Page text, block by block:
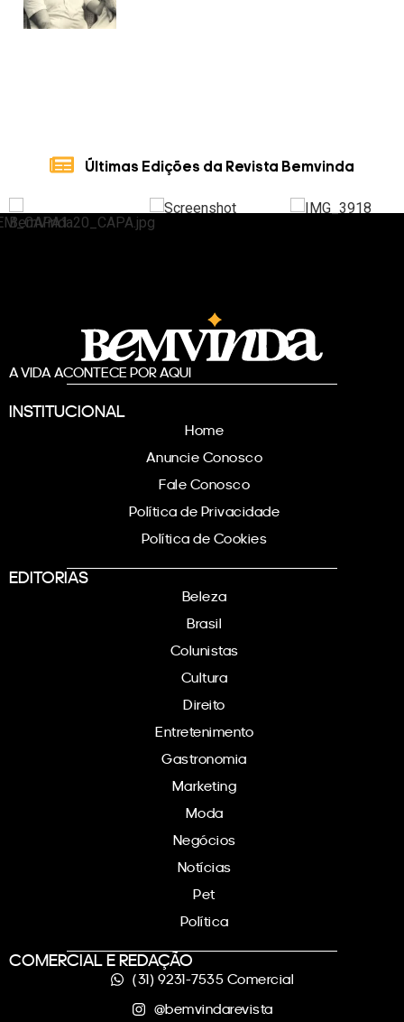
Últimas Edições da Revista Bemvinda
A VIDA ACONTECE POR AQUI
INSTITUCIONAL
Home
Anuncie Conosco
Fale Conosco
Política de Privacidade
Política de Cookies
EDITORIAS
Beleza
Brasil
Colunistas
Cultura
Direito
Entretenimento
Gastronomia
Marketing
Moda
Negócios
Notícias
Pet
Política
COMERCIAL E REDAÇÃO
(31) 9231-7535 Comercial
@bemvindarevista